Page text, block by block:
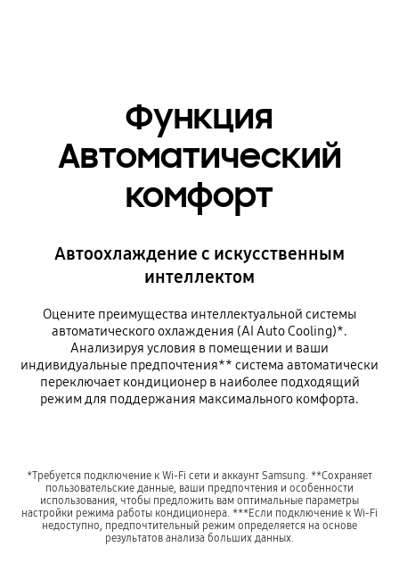
Функция
Автоматический
комфорт
Автоохлаждение с искусственным
интеллектом
Оцените преимущества интеллектуальной системы
автоматического охлаждения (AI Auto Cooling)*.
Анализируя условия в помещении и ваши
индивидуальные предпочтения** система автоматически
переключает кондиционер в наиболее подходящий
режим для поддержания максимального комфорта.
*Требуется подключение к Wi-Fi сети и аккаунт Samsung. **Сохраняет
пользовательские данные, ваши предпочтения и особенности
использования, чтобы предложить вам оптимальные параметры
настройки режима работы кондиционера. ***Если подключение к Wi-Fi
недоступно, предпочтительный режим определяется на основе
результатов анализа больших данных.